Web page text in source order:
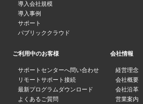
導入会社規模
導入事例
サポート
パブリッククラウド
ご利用中のお客様
サポートセンターへ問い合わせ
リモートサポート接続
最新プログラムダウンロード
よくあるご質問
会社情報
経営理念
会社概要
会社沿革
営業案内